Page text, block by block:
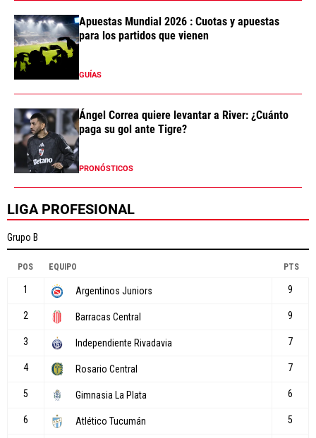
Apuestas Mundial 2026 : Cuotas y apuestas
para los partidos que vienen
GUÍAS
Ángel Correa quiere levantar a River: ¿Cuánto
paga su gol ante Tigre?
PRONÓSTICOS
LIGA PROFESIONAL